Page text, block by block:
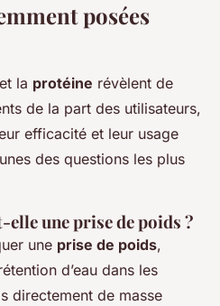
posées
et la protéine révèlent de
de la part des utilisateurs,
efficacité et leur usage
des questions les plus
une prise de poids ?
une prise de poids,
d’eau dans les
directement de masse